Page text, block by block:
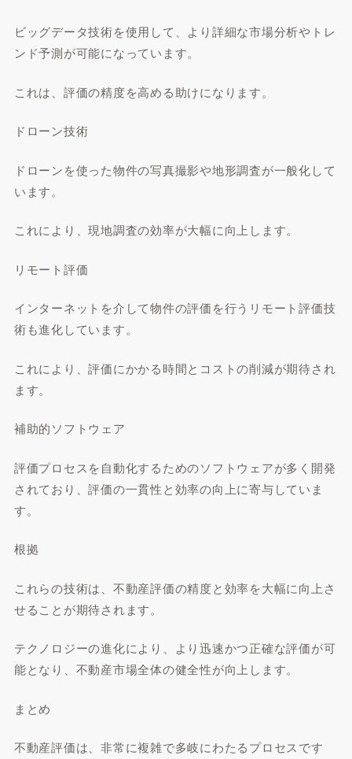
ビッグデータ技術を使用して、より詳細な市場分析やトレ
ンド予測が可能になっています。
これは、評価の精度を高める助けになります。
ドローン技術
ドローンを使った物件の写真撮影や地形調査が一般化して
います。
これにより、現地調査の効率が大幅に向上します。
リモート評価
インターネットを介して物件の評価を行うリモート評価技
術も進化しています。
これにより、評価にかかる時間とコストの削減が期待され
ます。
補助的ソフトウェア
評価プロセスを自動化するためのソフトウェアが多く開発
されており、評価の一貫性と効率の向上に寄与していま
す。
根拠
これらの技術は、不動産評価の精度と効率を大幅に向上さ
せることが期待されます。
テクノロジーの進化により、より迅速かつ正確な評価が可
能となり、不動産市場全体の健全性が向上します。
まとめ
不動産評価は、非常に複雑で多岐にわたるプロセスです